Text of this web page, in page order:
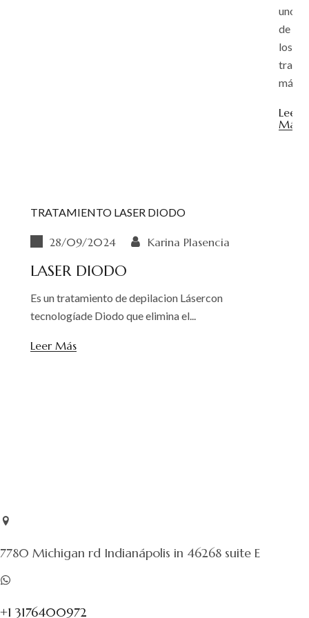
uno
de
los
más...
Leer
Más
TRATAMIENTO LASER DIODO
28/09/2024 Karina Plasencia
LASER DIODO
Es un tratamiento de depilacion Lásercon
tecnologíade Diodo que elimina el...
Leer Más
7780 Michigan rd Indianápolis in 46268 suite E
+1 3176400972